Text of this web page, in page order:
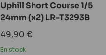
Uphill Short Course 1/5
24mm (x2) LR-T3293B
Prix
réduit
49,90 €
En stock